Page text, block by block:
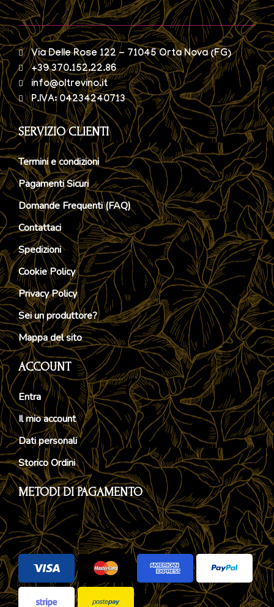
Via Delle Rose 122 - 71045 Orta Nova (FG)
+39 370.152.22.86
info@oltrevino.it
P.IVA: 04234240713
SERVIZIO CLIENTI
Termini e condizioni
Pagamenti Sicuri
Domande Frequenti (FAQ)
Contattaci
Spedizioni
Cookie Policy
Privacy Policy
Sei un produttore?
Mappa del sito
ACCOUNT
Entra
Il mio account
Dati personali
Storico Ordini
METODI DI PAGAMENTO